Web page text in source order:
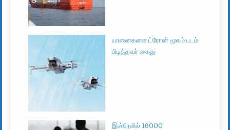
யானைகளை ட்ரோன் மூலம் படம்
பிடித்தவர் கைது
இஸ்ரேலில் 16000